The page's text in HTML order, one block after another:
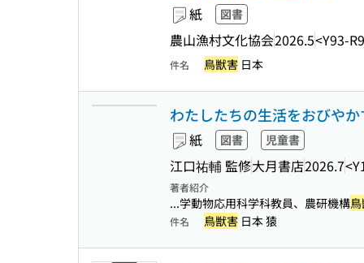
紙 図書
農山漁村文化協会2026.5<Y93-
件名 鳥獣害 日本
わたしたちの生活をおびや
紙 図書 児童書
江口祐輔 監修大月書店2026.7
著者紹介
...学動物応用科学科教員、農研機構
件名 鳥獣害 日本 猿